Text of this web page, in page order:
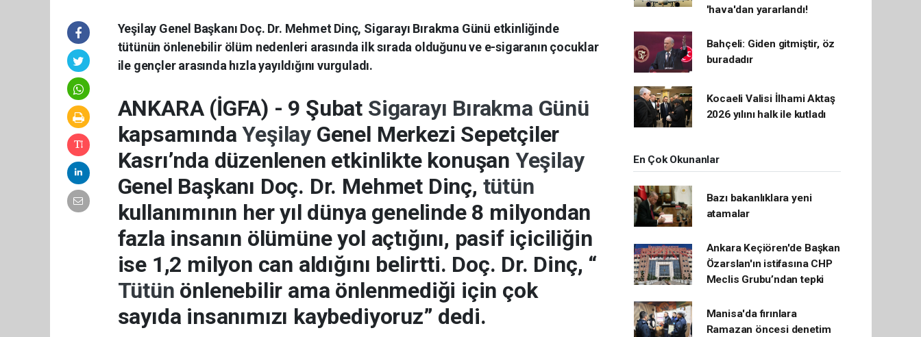
Yeşilay Genel Başkanı Doç. Dr. Mehmet Dinç, Sigarayı Bırakma Günü etkinliğinde
tütünün önlenebilir ölüm nedenleri arasında ilk sırada olduğunu ve e-sigaranın çocuklar
ile gençler arasında hızla yayıldığını vurguladı.
ANKARA (İGFA) - 9 Şubat Sigarayı Bırakma Günü
kapsamındaYeşilay Genel Merkezi Sepetçiler
Kasrı’nda düzenlenen etkinlikte konuşan Yeşilay
Genel Başkanı Doç. Dr. Mehmet Dinç, tütün
kullanımının her yıl dünya genelinde 8 milyondan
fazla insanın ölümüne yol açtığını, pasif içiciliğin
ise 1,2 milyon can aldığını belirtti. Doç. Dr. Dinç, “
Tütün önlenebilir ama önlenmediği için çok
sayıda insanımızı kaybediyoruz” dedi.
'hava'dan yararlandı!
Bahçeli: Giden gitmiştir, öz
buradadır
Kocaeli Valisi İlhami Aktaş
2026 yılını halk ile kutladı
En Çok Okunanlar
Bazı bakanlıklara yeni
atamalar
Ankara Keçiören'de Başkan
Özarslan'ın istifasına CHP
Meclis Grubu’ndan tepki
Manisa'da fırınlara
Ramazan öncesi denetim